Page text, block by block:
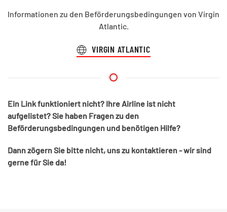
Informationen zu den Beförderungsbedingungen von Virgin
Atlantic.
VIRGIN ATLANTIC
Ein Link funktioniert nicht? Ihre Airline ist nicht
aufgelistet? Sie haben Fragen zu den
Beförderungsbedingungen und benötigen Hilfe?
Dann zögern Sie bitte nicht, uns zu kontaktieren - wir sind
gerne für Sie da!